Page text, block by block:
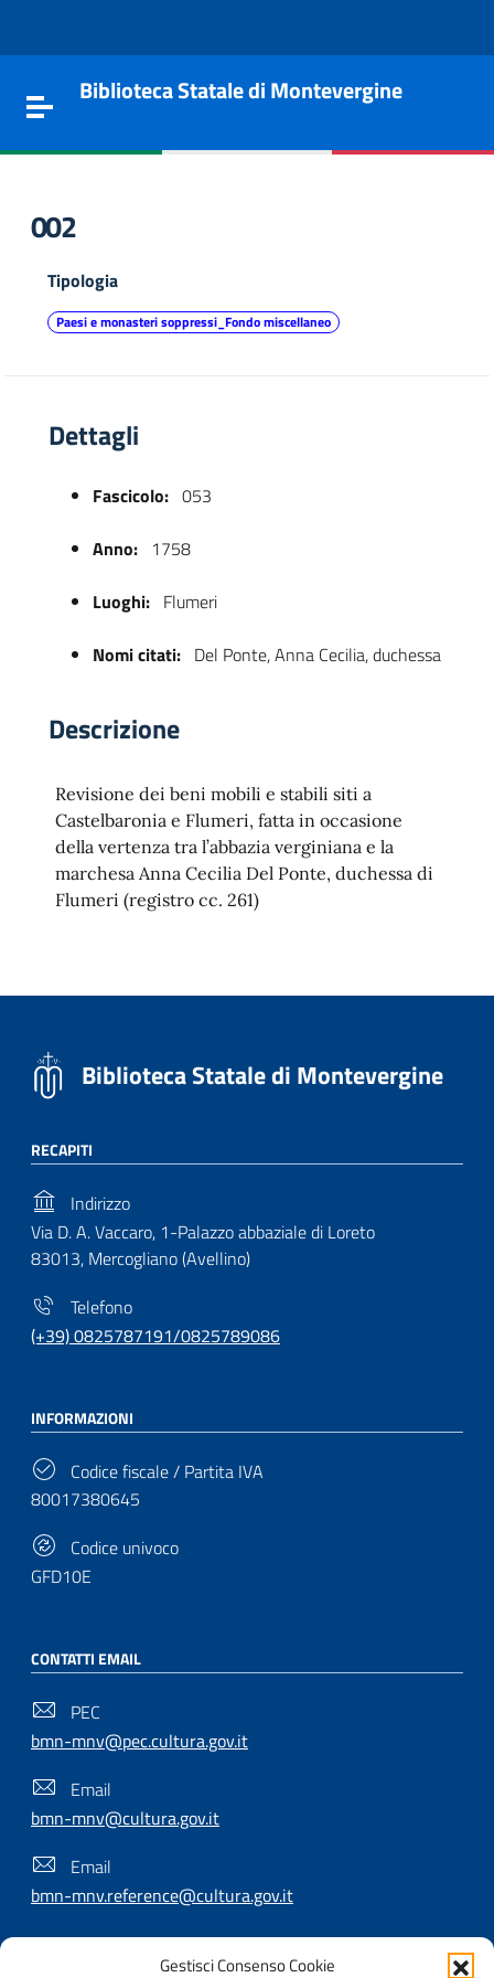
Gestisci Consenso Cookie
Toggle navigation
Biblioteca Statale di Montevergine
002
Tipologia
Paesi e monasteri soppressi_Fondo miscellaneo
Dettagli
Fascicolo: 053
Anno: 1758
Luoghi: Flumeri
Nomi citati: Del Ponte, Anna Cecilia, duchessa
Descrizione
Revisione dei beni mobili e stabili siti a
Castelbaronia e Flumeri, fatta in occasione
della vertenza tra l’abbazia verginiana e la
marchesa Anna Cecilia Del Ponte, duchessa di
Flumeri (registro cc. 261)
Biblioteca Statale di Montevergine
RECAPITI
Indirizzo
Via D. A. Vaccaro, 1-Palazzo abbaziale di Loreto
83013, Mercogliano (Avellino)
Telefono
(+39) 0825787191/0825789086
INFORMAZIONI
Codice fiscale / Partita IVA
80017380645
Codice univoco
GFD10E
CONTATTI EMAIL
PEC
bmn-mnv@pec.cultura.gov.it
Email
bmn-mnv@cultura.gov.it
Email
bmn-mnv.reference@cultura.gov.it